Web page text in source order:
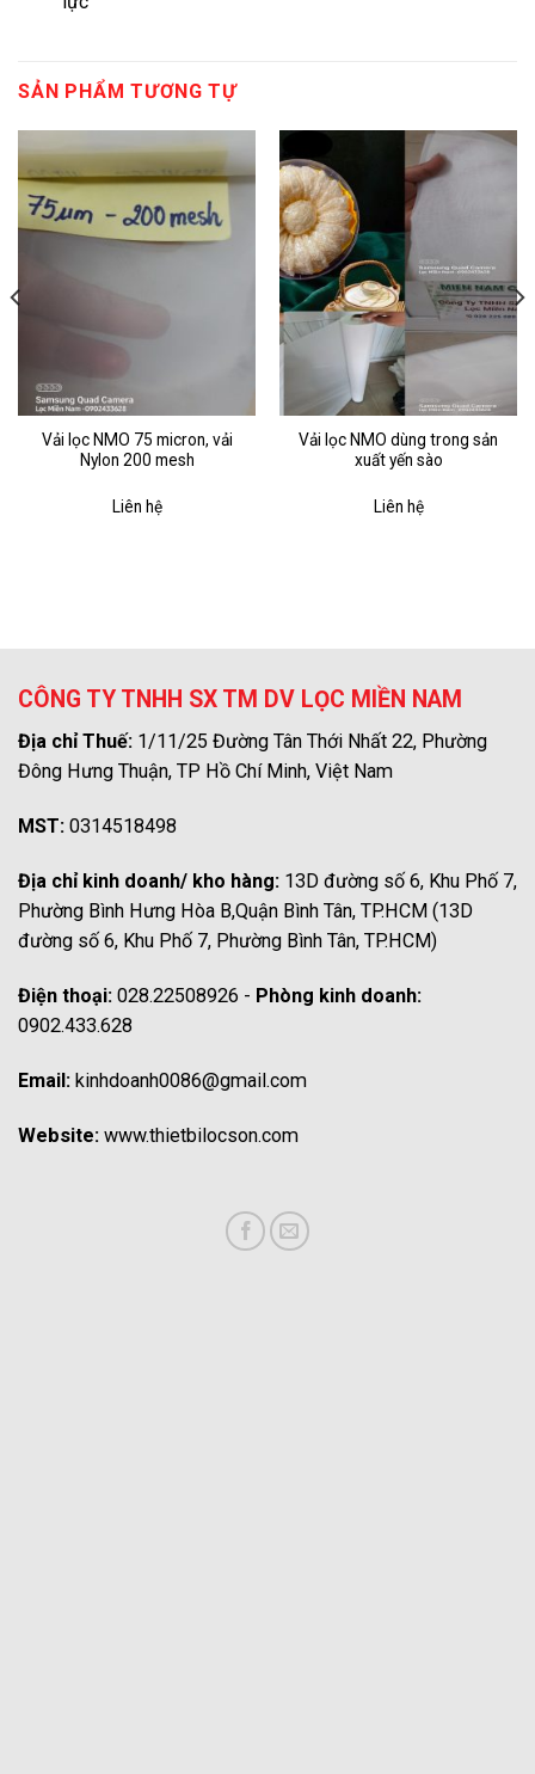
SẢN PHẨM TƯƠNG TỰ
Vải lọc NMO 75 micron, vải
Nylon 200 mesh
Liên hệ
Vải lọc NMO dùng trong sản
xuất yến sào
Liên hệ
CÔNG TY TNHH SX TM DV LỌC MIỀN NAM
Địa chỉ Thuế: 1/11/25 Đường Tân Thới Nhất 22, Phường
Đông Hưng Thuận, TP Hồ Chí Minh, Việt Nam
MST: 0314518498
Địa chỉ kinh doanh/ kho hàng: 13D đường số 6, Khu Phố 7,
Phường Bình Hưng Hòa B,Quận Bình Tân, TP.HCM (13D
đường số 6, Khu Phố 7, Phường Bình Tân, TP.HCM)
Điện thoại: 028.22508926 - Phòng kinh doanh:
0902.433.628
Email: kinhdoanh0086@gmail.com
Website: www.thietbilocson.com